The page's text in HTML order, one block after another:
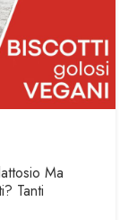
Ma
Tanti